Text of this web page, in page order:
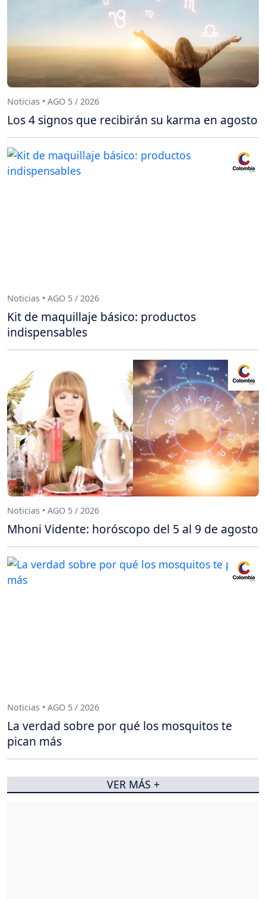
Noticias • AGO 5 / 2026
Los 4 signos que recibirán su karma en agosto
Noticias • AGO 5 / 2026
Kit de maquillaje básico: productos
indispensables
Noticias • AGO 5 / 2026
Mhoni Vidente: horóscopo del 5 al 9 de agosto
Noticias • AGO 5 / 2026
La verdad sobre por qué los mosquitos te
pican más
VER MÁS +